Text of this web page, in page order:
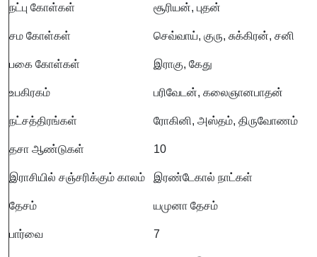
நட்பு கோள்கள் சூரியன், புதன்
சம கோள்கள் செவ்வாய், குரு, சுக்கிரன், சனி
பகை கோள்கள் இராகு, கேது
உபகிரகம் பரிவேடன், கலைஞானபாதன்
நட்சத்திரங்கள் ரோகினி, அஸ்தம், திருவோணம்
தசா ஆண்டுகள் 10
இராசியில் சஞ்சரிக்கும் காலம் இரண்டேகால் நாட்கள்
தேசம் யமுனா தேசம்
பார்வை 7